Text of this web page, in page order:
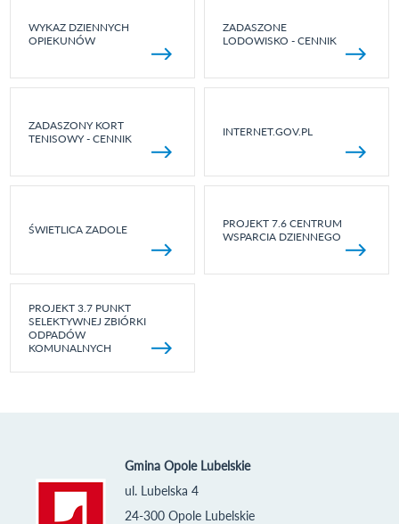
WYKAZ DZIENNYCH
OPIEKUNÓW
ZADASZONE
LODOWISKO - CENNIK
ZADASZONY KORT
TENISOWY - CENNIK
INTERNET.GOV.PL
ŚWIETLICA ZADOLE
PROJEKT 7.6 CENTRUM
WSPARCIA DZIENNEGO
PROJEKT 3.7 PUNKT
SELEKTYWNEJ ZBIÓRKI
ODPADÓW
KOMUNALNYCH
Gmina Opole Lubelskie
ul. Lubelska 4
24-300 Opole Lubelskie